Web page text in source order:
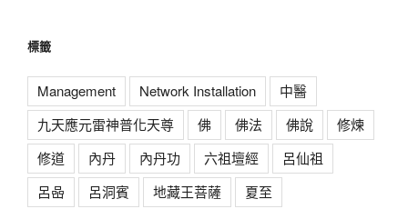
標籤
Management Network Installation
中醫
九天應元雷神普化天尊
佛 佛法 佛說
修煉
修道
內丹 內丹功 六祖壇經
呂仙祖
呂喦
呂洞賓 地藏王菩薩
夏至